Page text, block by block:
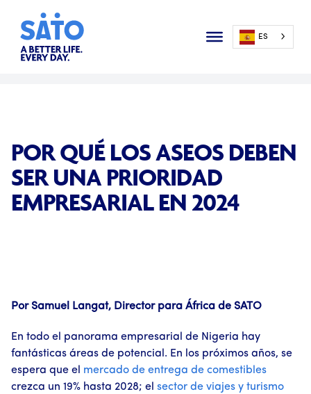
ES
POR QUÉ LOS ASEOS DEBEN
SER UNA PRIORIDAD
EMPRESARIAL EN 2024
Por Samuel Langat, Director para África de SATO
En todo el panorama empresarial de Nigeria hay
fantásticas áreas de potencial. En los próximos años, se
espera que el mercado de entrega de comestibles
crezca un 19% hasta 2028; el sector de viajes y turismo